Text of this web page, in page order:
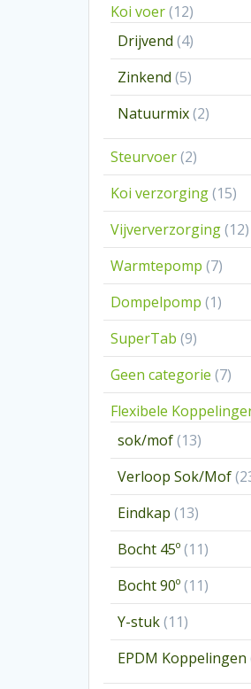
Koi voer 1212
producten
Drijvend 44
Zinkend 55
Natuurmix 22
Steurvoer 22
Koi verzorging 1515
Vijververzorging 1212
Warmtepomp 77
Dompelpomp 11
SuperTab 99
Geen categorie 77
Flexibele
sok/mof 1313
Verloop Sok/Mof
Eindkap 1313
Bocht 45º 1111
Bocht 90º 1111
Y-stuk 1111
EPDM Koppelingen